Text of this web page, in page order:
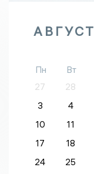
АВГУСТ
Пн Вт
27
28
3
4
10
11
17
18
24
25